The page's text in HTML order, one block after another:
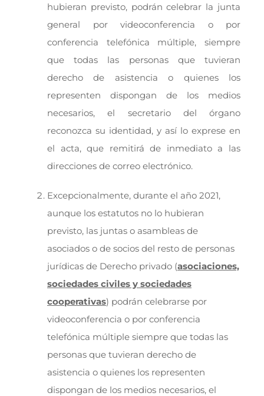
hubieran previsto, podrán celebrar la junta
general por videoconferencia o por
conferencia telefónica múltiple, siempre
que todas las personas que tuvieran
derecho de asistencia o quienes los
representen dispongan de los medios
necesarios, el secretario del órgano
reconozca su identidad, y así lo exprese en
el acta, que remitirá de inmediato a las
direcciones de correo electrónico.
Excepcionalmente, durante el año 2021,
aunque los estatutos no lo hubieran
previsto, las juntas o asambleas de
asociados o de socios del resto de personas
jurídicas de Derecho privado (asociaciones,
sociedades civiles y sociedades
cooperativas) podrán celebrarse por
videoconferencia o por conferencia
telefónica múltiple siempre que todas las
personas que tuvieran derecho de
asistencia o quienes los representen
dispongan de los medios necesarios, el